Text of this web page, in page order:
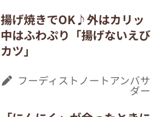
揚げ焼きでOK♪外はカリッ
中はふわぷり「揚げないえび
カツ」
フーディストノートアンバサ
ダー